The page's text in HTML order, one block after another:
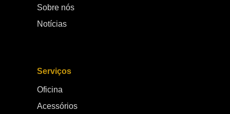
Sobre nós
Notícias
Serviços
Oficina
Acessórios